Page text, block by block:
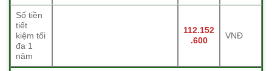
Số tiền
tiết
kiệm tối
đa 1
năm
112.152
.600
VNĐ